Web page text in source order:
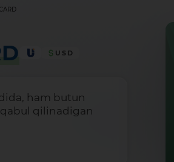
USD
ham butun
qilinadigan